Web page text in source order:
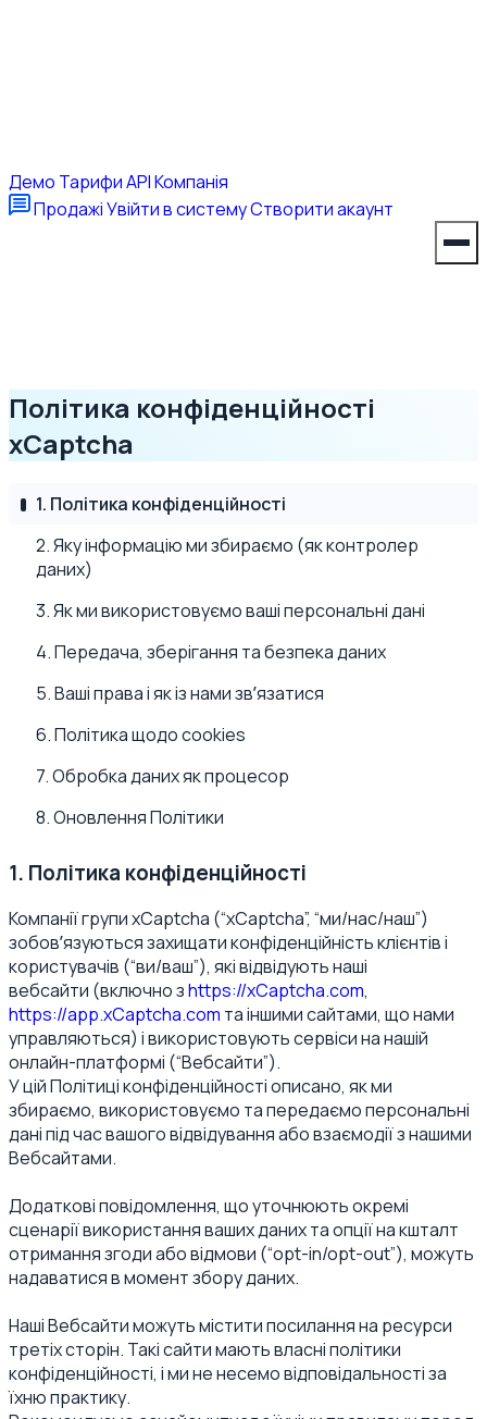
Демо ТарифиAPIКомпанія
ПродажіУвійти в системуСтворити акаунт
Політика конфіденційності
xCaptcha
1. Політика конфіденційності
2. Яку інформацію ми збираємо (як контролер
даних)
3. Як ми використовуємо ваші персональні дані
4. Передача, зберігання та безпека даних
5. Ваші права і як із нами звʼязатися
6. Політика щодо cookies
7. Обробка даних як процесор
8. Оновлення Політики
1. Політика конфіденційності
Компанії групи xCaptcha (“xCaptcha”, “ми/нас/наш”)
зобовʼязуються захищати конфіденційність клієнтів і
користувачів (“ви/ваш”), які відвідують наші
вебсайти (включно зhttps://xCaptcha.com,
https://app.xCaptcha.com та іншими сайтами, що нами
управляються) і використовують сервіси на нашій
онлайн-платформі (“Вебсайти”).
У цій Політиці конфіденційності описано, як ми
збираємо, використовуємо та передаємо персональні
дані під час вашого відвідування або взаємодії з нашими
Вебсайтами.
Додаткові повідомлення, що уточнюють окремі
сценарії використання ваших даних та опції на кшталт
отримання згоди або відмови (“opt-in/opt-out”), можуть
надаватися в момент збору даних.
Наші Вебсайти можуть містити посилання на ресурси
третіх сторін. Такі сайти мають власні політики
конфіденційності, і ми не несемо відповідальності за
їхню практику.